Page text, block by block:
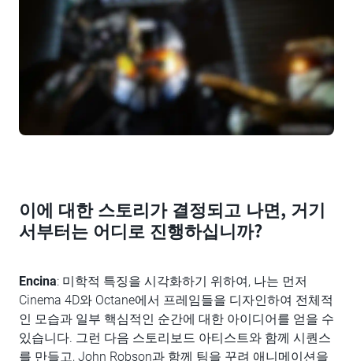
이에 대한 스토리가 결정되고 나면, 거기
서부터는 어디로 진행하십니까?
Encina: 미학적 특징을 시각화하기 위하여, 나는 먼저
Cinema 4D와 Octane에서 프레임들을 디자인하여 전체적
인 모습과 일부 핵심적인 순간에 대한 아이디어를 얻을 수
있습니다. 그런 다음 스토리보드 아티스트와 함께 시퀀스
를 만들고, John Robson과 함께 팀을 꾸려 애니메이션을